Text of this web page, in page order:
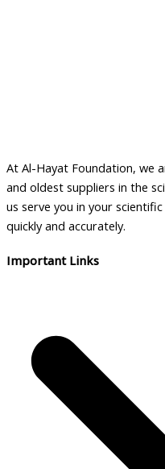
At Al-Hayat Foundation, we
and oldest suppliers in the
us serve you in your
quickly and accurately.
Important Links